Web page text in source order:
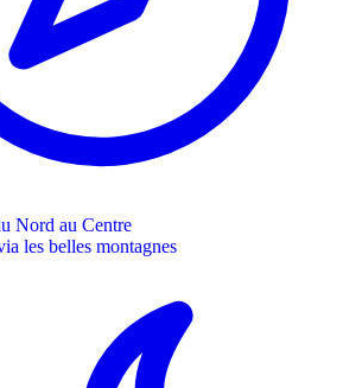
Nord au Centre
les belles montagnes